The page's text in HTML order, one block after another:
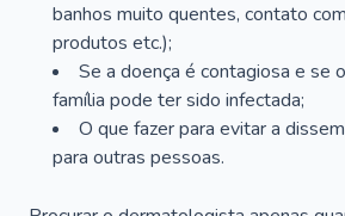
banhos muito quentes, contato
produtos etc.);
Se a doença é contagiosa e se
família pode ter sido infectada;
O que fazer para evitar a
para outras pessoas.